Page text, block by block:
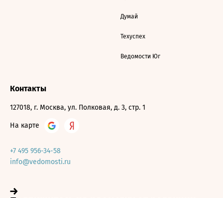
Думай
Техуспех
Ведомости Юг
Контакты
127018, г. Москва, ул. Полковая, д. 3, стр. 1
На карте
+7 495 956-34-58
info@vedomosti.ru